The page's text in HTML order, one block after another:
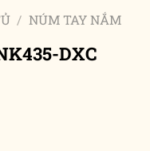
/ NÚM TAY NẮM
DXC